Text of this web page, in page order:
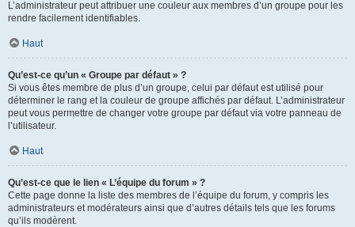
L’administrateur peut attribuer une couleur aux membres d’un groupe pour les
rendre facilement identifiables.
Haut
Qu’est-ce qu’un « Groupe par défaut » ?
Si vous êtes membre de plus d’un groupe, celui par défaut est utilisé pour
déterminer le rang et la couleur de groupe affichés par défaut. L’administrateur
peut vous permettre de changer votre groupe par défaut via votre panneau de
l’utilisateur.
Haut
Qu’est-ce que le lien « L’équipe du forum » ?
Cette page donne la liste des membres de l’équipe du forum, y compris les
administrateurs et modérateurs ainsi que d’autres détails tels que les forums
qu’ils modèrent.